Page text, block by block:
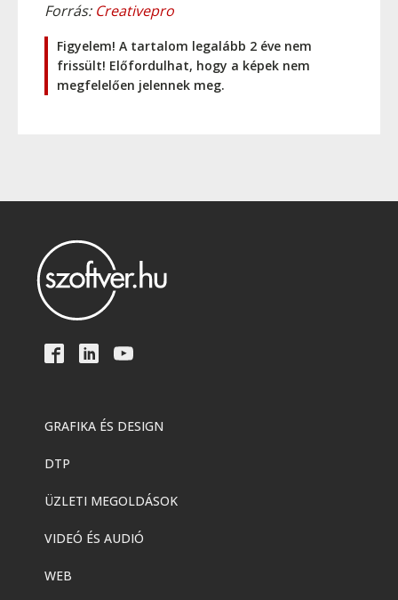
Forrás: Creativepro
Figyelem! A tartalom legalább 2 éve nem
frissült! Előfordulhat, hogy a képek nem
megfelelően jelennek meg.
GRAFIKA ÉS DESIGN
DTP
ÜZLETI MEGOLDÁSOK
VIDEÓ ÉS AUDIÓ
WEB